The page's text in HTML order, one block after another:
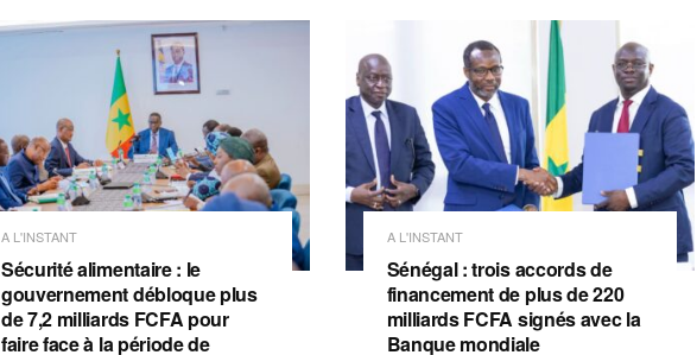
A L'INSTANT
Sécurité alimentaire : le
gouvernement débloque plus
de 7,2 milliards FCFA pour
faire face à la période de
A L'INSTANT
Sénégal : trois accords de
financement de plus de 220
milliards FCFA signés avec la
Banque mondiale